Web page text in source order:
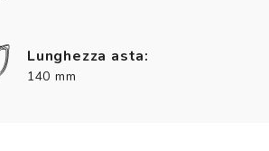
Lunghezza asta:
140 mm